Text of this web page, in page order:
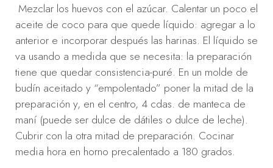
Mezclar los huevos con el azúcar. Calentar un poco el
aceite de coco para que quede líquido: agregar a lo
anterior e incorporar después las harinas. El líquido se
va usando a medida que se necesita: la preparación
tiene que quedar consistencia-puré. En un molde de
budín aceitado y “empolentado” poner la mitad de la
preparación y, en el centro, 4 cdas. de manteca de
maní (puede ser dulce de dátiles o dulce de leche).
Cubrir con la otra mitad de preparación. Cocinar
media hora en horno precalentado a 180 grados.